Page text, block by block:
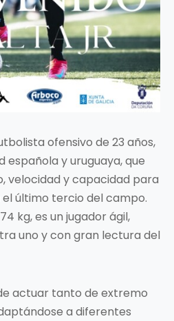
ofensivo de 23 años,
española y uruguaya, que
velocidad y capacidad para
último tercio del campo.
kg, es un jugador ágil,
uno y con gran lectura del
actuar tanto de extremo
a diferentes